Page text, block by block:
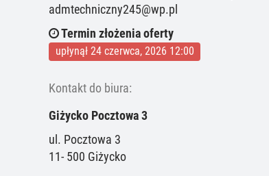
admtechniczny245@wp.pl
Termin złożenia oferty
upłynął 24 czerwca, 2026 12:00
Kontakt do biura:
Giżycko Pocztowa 3
ul. Pocztowa 3
11- 500 Giżycko